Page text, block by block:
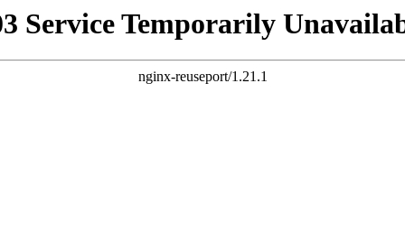
Service Temporarily
nginx-reuseport/1.21.1